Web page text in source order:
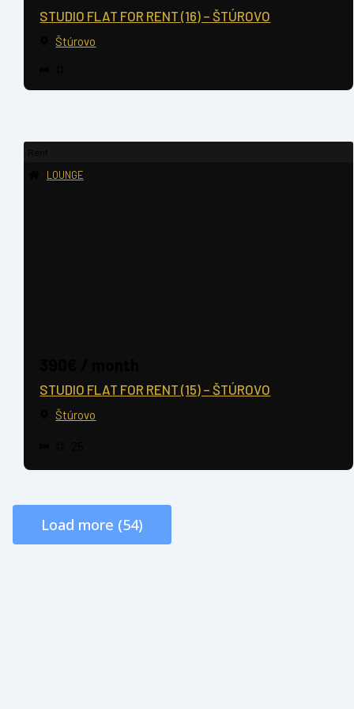
STUDIO FLAT FOR RENT (16) – ŠTÚROVO
Štúrovo
LOUNGE
STUDIO FLAT FOR RENT (15) – ŠTÚROVO
Štúrovo
Load more (54)